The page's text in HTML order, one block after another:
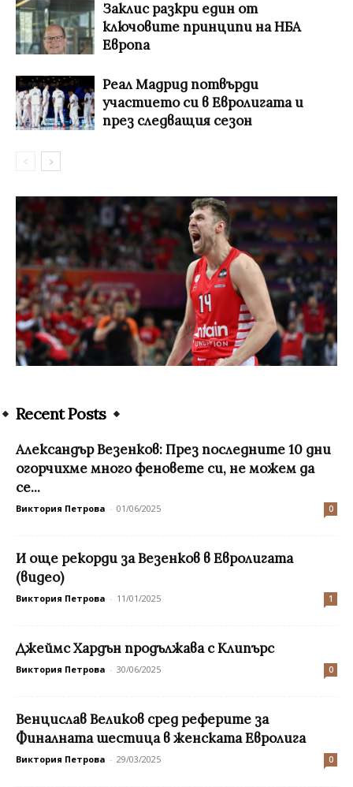
Заклис разкри един от
ключовите принципи на НБА
Европа
Реал Мадрид потвърди
участието си в Евролигата и
през следващия сезон
Recent Posts
Александър Везенков: През последните 10 дни
огорчихме много феновете си, не можем да
се...
Виктория Петрова - 01/06/2025 0
И още рекорди за Везенков в Евролигата
(видео)
Виктория Петрова - 11/01/2025 1
Джеймс Хардън продължава с Клипърс
Виктория Петрова - 30/06/2025 0
Венцислав Великов сред реферите за
Финалната шестица в женската Евролига
Виктория Петрова - 29/03/2025 0